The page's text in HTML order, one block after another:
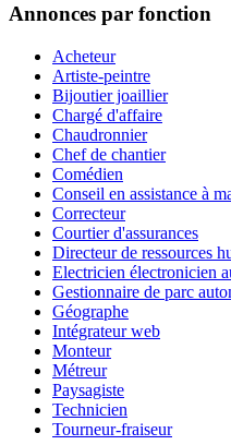
Annonces par fonction
Acheteur
Artiste-peintre
Bijoutier joaillier
Chargé d'affaire
Chaudronnier
Chef de chantier
Comédien
Conseil en assistance à
Correcteur
Courtier d'assurances
Directeur de ressources
Electricien électronicien
Gestionnaire de parc
Géographe
Intégrateur web
Monteur
Métreur
Paysagiste
Technicien
Tourneur-fraiseur